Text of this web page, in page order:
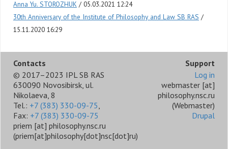
Anna Yu. STOROZHUK
05.03.2021 12:24
30th Anniversary of the Institute of Philosophy and Law SB RAS
15.11.2020 16:29
Contacts
© 2017–2023 IPL SB RAS
630090 Novosibirsk, ul.
Nikolaeva, 8
Tel.: +7 (383) 330-09-75
Fax: +7 (383) 330-09-75
priem [at] philosophy.nsc.ru
(priem[at]philosophy[dot]nsc[dot]ru)
Support
Log in
webmaster [at]
philosophy.nsc.ru
(Webmaster)
Drupal